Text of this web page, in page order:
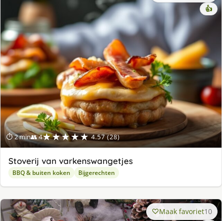
⏱ 2 min👥 4★★★★★ 4.57 (28)
👍
Stoverij van varkenswangetjes
BBQ & buiten koken Bijgerechten
Maak favoriet10